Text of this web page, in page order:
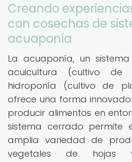
Creando
con cosechas de
acuaponía
La acuaponía, un
acuicultura (cultivo
hidroponía (cultivo de
ofrece una forma
producir alimentos en
sistema cerrado permite
amplia variedad de
vegetales de hojas